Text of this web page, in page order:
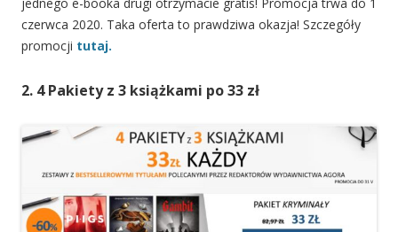
jednego e-booka drugi otrzymacie gratis! Promocja trwa do 1
czerwca 2020. Taka oferta to prawdziwa okazja! Szczegóły
promocji tutaj.
2. 4 Pakiety z 3 książkami po 33 zł